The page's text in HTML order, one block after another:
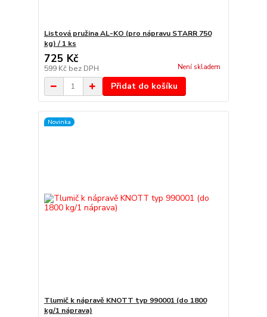
Listová pružina AL-KO (pro nápravu STARR 750
kg) / 1 ks
725 Kč
599 Kč bez DPH Není skladem
Přidat do košíku
Novinka
Tlumič k nápravě KNOTT typ 990001 (do 1800
kg/1 náprava)